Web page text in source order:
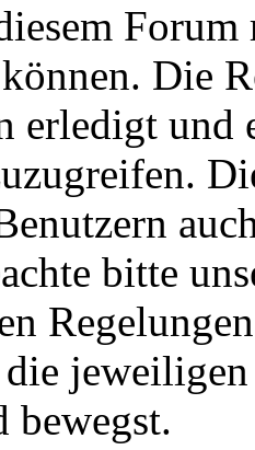
Die
erledigt und
bitte
die
bewegst.